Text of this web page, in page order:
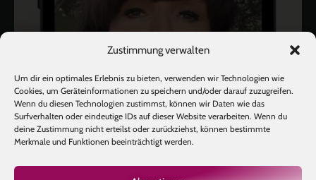
Zustimmung verwalten
Um dir ein optimales Erlebnis zu bieten, verwenden wir Technologien wie
Cookies, um Geräteinformationen zu speichern und/oder darauf zuzugreifen.
Wenn du diesen Technologien zustimmst, können wir Daten wie das
Surfverhalten oder eindeutige IDs auf dieser Website verarbeiten. Wenn du
deine Zustimmung nicht erteilst oder zurückziehst, können bestimmte
Merkmale und Funktionen beeinträchtigt werden.